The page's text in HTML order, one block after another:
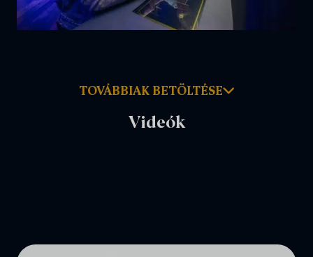
TOVÁBBIAK BETÖLTÉSE
Videók